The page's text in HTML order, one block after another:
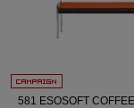
581 ESOSOFT COFFEE